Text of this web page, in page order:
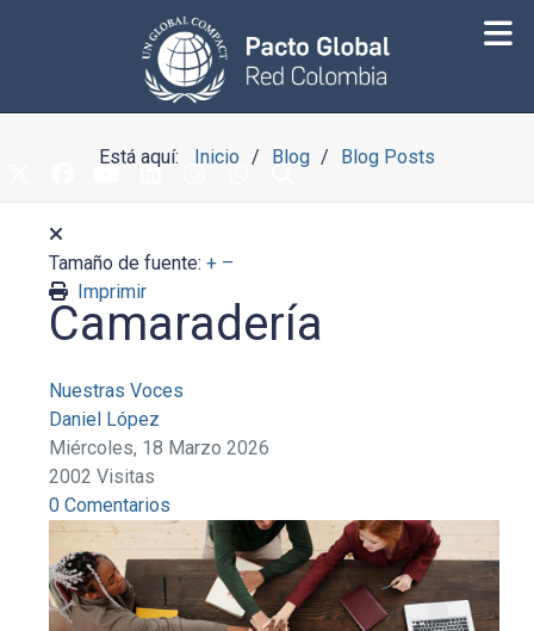
Está aquí: Inicio Blog Blog Posts
Tamaño de fuente: + –
Imprimir
Camaradería
Nuestras Voces
Daniel López
Miércoles, 18 Marzo 2026
2002 Visitas
0 Comentarios